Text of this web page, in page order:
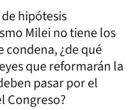
hipótesis
Milei no tiene los
condena, ¿de qué
que reformarán la
pasar por el
Congreso?